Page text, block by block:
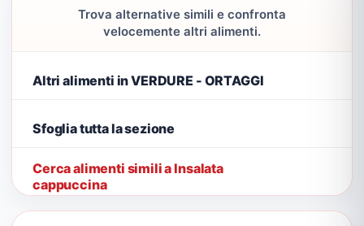
Trova alternative simili e confronta
velocemente altri alimenti.
Altri alimenti in VERDURE - ORTAGGI
Sfoglia tutta la sezione
Cerca alimenti simili a Insalata
cappuccina